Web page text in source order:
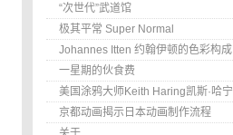
“次世代”武道馆
极其平常 Super Normal
Johannes Itten 约翰伊顿的色彩构成
一星期的伙食费
美国涂鸦大师Keith Haring凯斯·哈宁
京都动画揭示日本动画制作流程